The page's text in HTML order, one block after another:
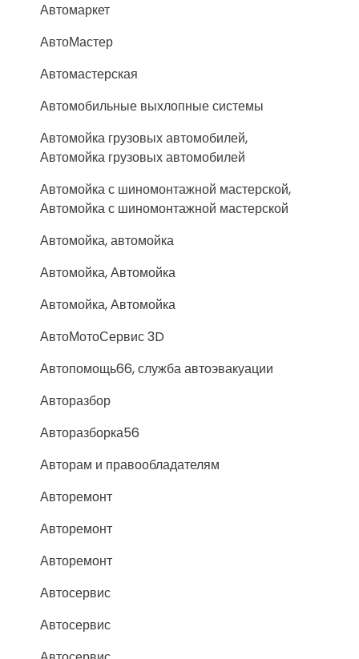
Автомаркет
АвтоМастер
Автомастерская
Автомобильные выхлопные системы
Автомойка грузовых автомобилей,
Автомойка грузовых автомобилей
Автомойка с шиномонтажной мастерской,
Автомойка с шиномонтажной мастерской
Автомойка, автомойка
Автомойка, Автомойка
Автомойка, Автомойка
АвтоМотоСервис 3D
Автопомощь66, служба автоэвакуации
Авторазбор
Авторазборка56
Авторам и правообладателям
Авторемонт
Авторемонт
Авторемонт
Автосервис
Автосервис